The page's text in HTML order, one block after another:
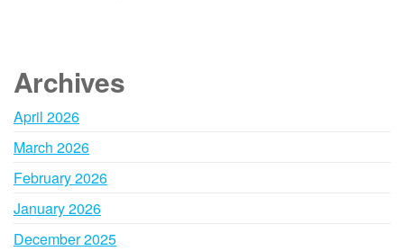
Archives
April 2026
March 2026
February 2026
January 2026
December 2025